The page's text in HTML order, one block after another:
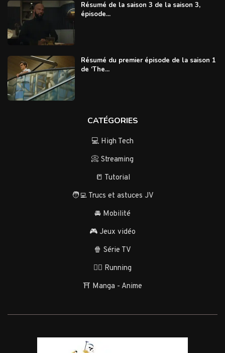
Résumé de la saison 3 de la saison 3,
épisode...
Résumé du premier épisode de la saison 1
de ‘The...
CATÉGORIES
💻 High Tech
📀 Streaming
📒 Tutorial
🧑‍💻 Trucs et astuces JV
🚘 Mobilité
🎮 Jeux vidéo
🍿 Série TV
🏃‍♂️ Running
⛩️ Manga - Anime